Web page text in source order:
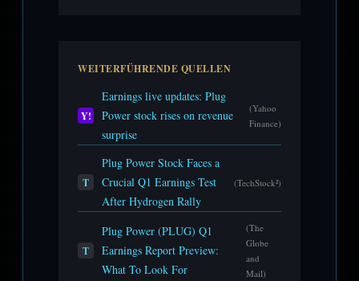
WEITERFÜHRENDE QUELLEN
Y!
Earnings live updates: Plug
Power stock rises on revenue
surprise
(Yahoo
Finance)
T
Plug Power Stock Faces a
Crucial Q1 Earnings Test
After Hydrogen Rally
(TechStock²)
T
Plug Power (PLUG) Q1
Earnings Report Preview:
What To Look For
(The
Globe
and
Mail)